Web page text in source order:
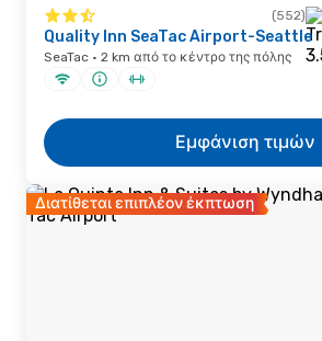
(552)
Quality Inn SeaTac Airport-Seattle
SeaTac · 2 km από το κέντρο της πόλης
Εμφάνιση τιμών
Διατίθεται επιπλέον έκπτωση